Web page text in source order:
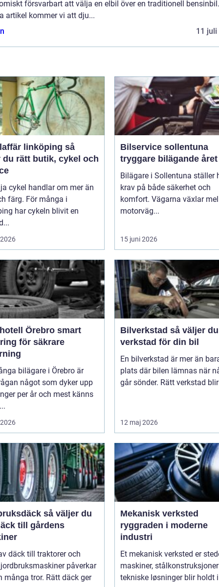
försvarbart att välja en elbil över en traditionell
artikel kommer vi att dju...
11 juli
linköping så
du rätt butik, cykel och
cykel handlar om mer än
färg. För många i
har cykeln blivit en
Bilservice sollentuna
tryggare bilägande
Bilägare i Sollentuna ställer
krav på både säkerhet och
komfort. Vägarna växlar
motorväg...
15 juni 2026
Örebro smart
för säkrare
bilägare i Örebro är
något som dyker upp
per år och mest känns
Bilverkstad så väljer du rätt
verkstad för din bil
En bilverkstad är mer än
plats där bilen lämnas när
går sönder. Rätt verkstad
12 maj 2026
så väljer du
till gårdens
däck till traktorer och
påverkar
många tror. Rätt däck ger
Mekanisk verksted
ryggraden i moderne
industri
Et mekanisk verksted er
maskiner,
tekniske løsninger blir holdt